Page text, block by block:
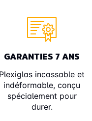
GARANTIES 7 ANS
Plexiglas incassable et
indéformable, conçu
spécialement pour
durer.